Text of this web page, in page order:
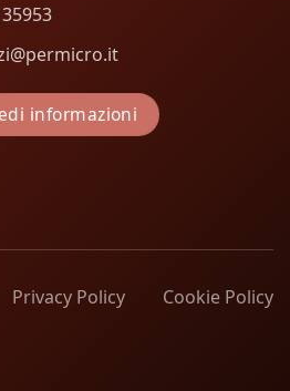
informazioni
Privacy Policy Cookie Policy